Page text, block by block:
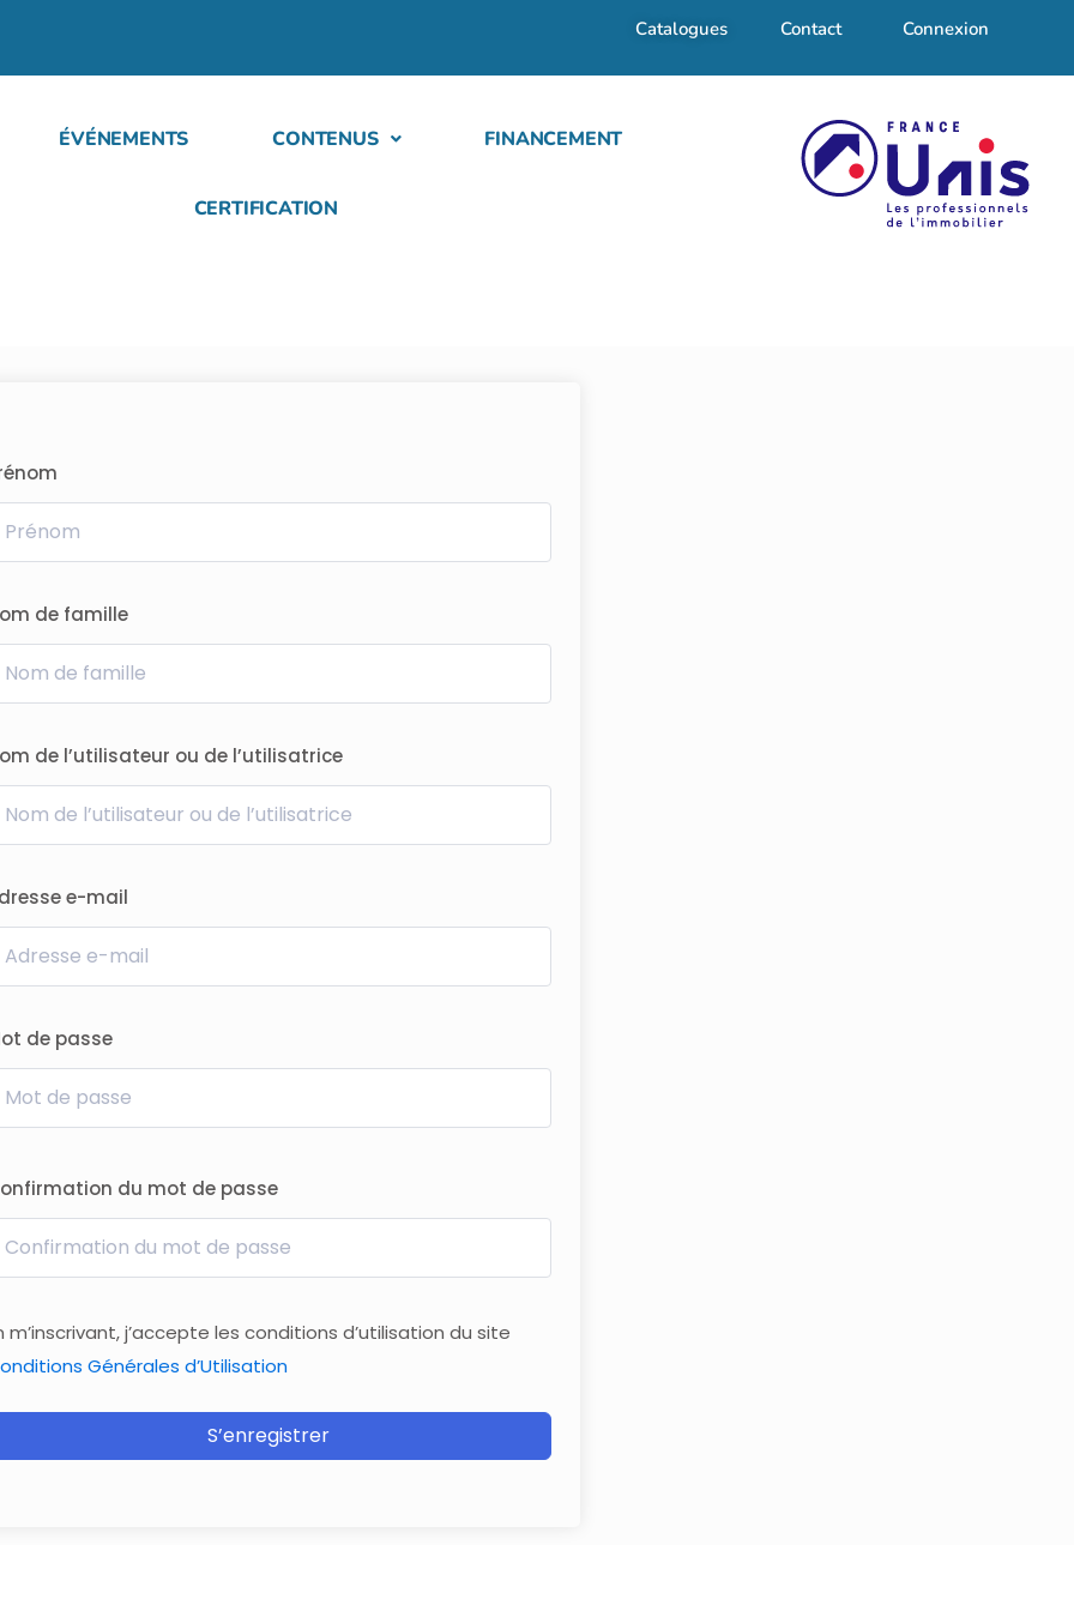
Catalogues Contact Connexion
ÉVÉNEMENTS CONTENUS FINANCEMENT
CERTIFICATION
de famille
de l’utilisateur ou de l’utilisatrice
e-mail
de passe
du mot de passe
m’inscrivant, j’accepte les conditions d’utilisation du site
Générales d’Utilisation
S’enregistrer